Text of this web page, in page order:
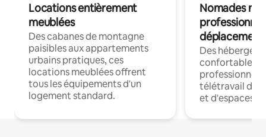
Locations entièrement
meublées
Des cabanes de montagne
paisibles aux appartements
urbains pratiques, ces
locations meublées offrent
tous les équipements d'un
logement standard.
Nomades
déplacement
Des
confortables
professionnels
télétravail
et d'espaces